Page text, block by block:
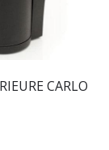
CARLO